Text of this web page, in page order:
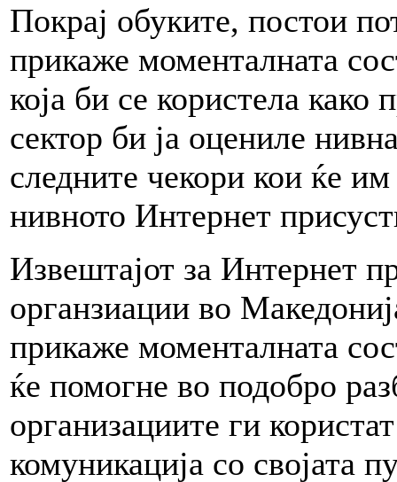
Покрај обуките, постои
прикаже моменталната
која би се користела како
сектор би ја оцениле
следните чекори кои ќе
нивното Интернет
Извештајот за Интернет
органзиации во
прикаже моменталната
ќе помогне во подобро
организациите ги
комуникација со својата